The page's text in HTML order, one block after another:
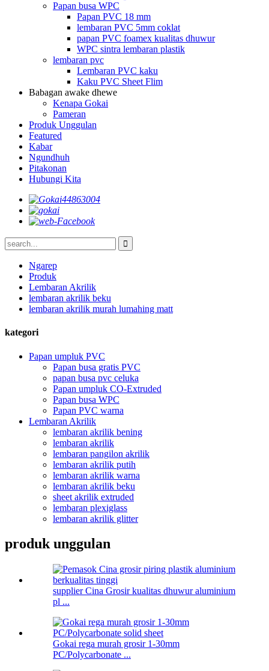
Papan busa WPC
Papan PVC 18 mm
lembaran PVC 5mm coklat
papan PVC foamex kualitas dhuwur
WPC sintra lembaran plastik
lembaran pvc
Lembaran PVC kaku
Kaku PVC Sheet Flim
Babagan awake dhewe
Kenapa Gokai
Pameran
Produk Unggulan
Featured
Kabar
Ngundhuh
Pitakonan
Hubungi Kita
Ngarep
Produk
Lembaran Akrilik
lembaran akrilik beku
lembaran akrilik murah lumahing matt
kategori
Papan umpluk PVC
Papan busa gratis PVC
papan busa pvc celuka
Papan umpluk CO-Extruded
Papan busa WPC
Papan PVC warna
Lembaran Akrilik
lembaran akrilik bening
lembaran akrilik
lembaran pangilon akrilik
lembaran akrilik putih
lembaran akrilik warna
lembaran akrilik beku
sheet akrilik extruded
lembaran plexiglass
lembaran akrilik glitter
produk unggulan
supplier Cina Grosir kualitas dhuwur aluminium
pl ...
Gokai rega murah grosir 1-30mm
PC/Polycarbonate ...